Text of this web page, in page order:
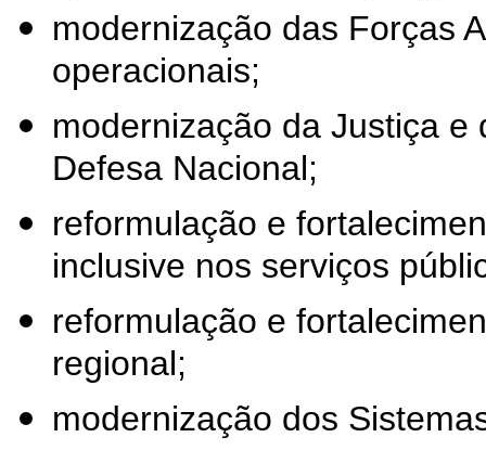
modernização das Forças
operacionais;
modernização da Justiça
Defesa Nacional;
reformulação e
inclusive nos serviços
reformulação e
regional;
modernização dos